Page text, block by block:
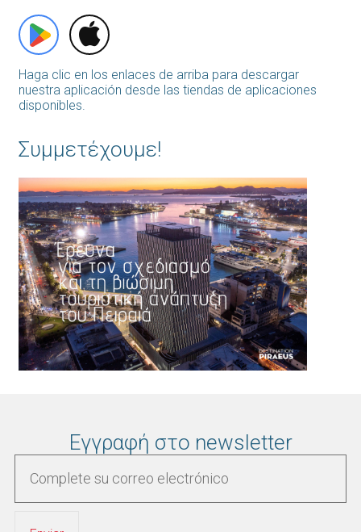
Haga clic en los enlaces de arriba para descargar
nuestra aplicación desde las tiendas de aplicaciones
disponibles.
Συμμετέχουμε!
Εγγραφή στο newsletter